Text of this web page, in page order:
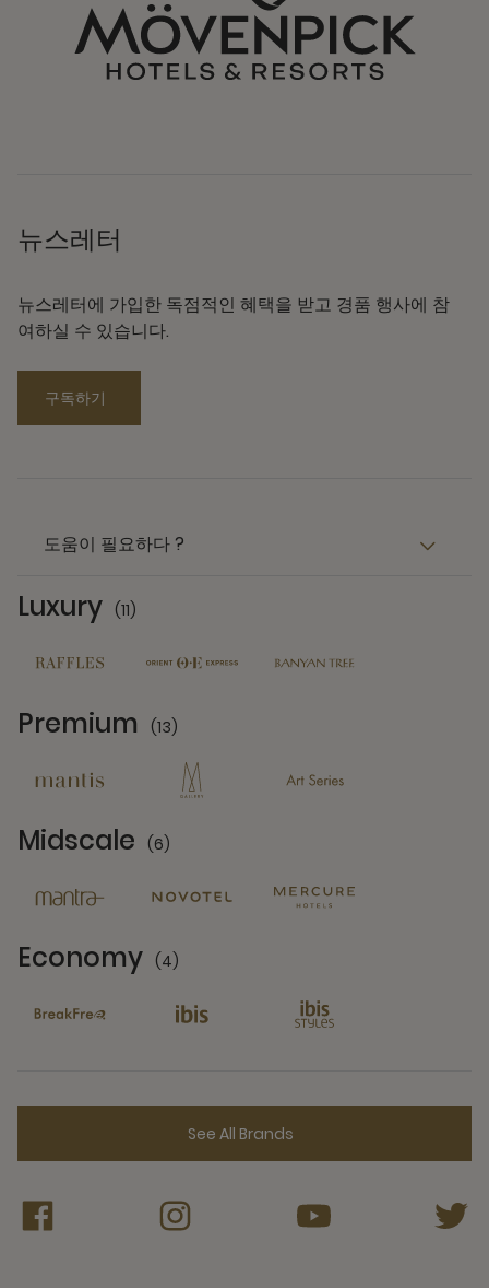
뉴스레터
뉴스레터에 가입한 독점적인 혜택을 받고 경품 행사에 참
여하실 수 있습니다.
구독하기
도움이 필요하다 ?
Luxury (11)
Premium (13)
Midscale (6)
Economy (4)
See All Brands